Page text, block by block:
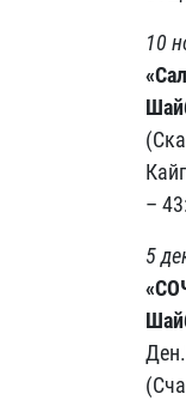
10
–
5